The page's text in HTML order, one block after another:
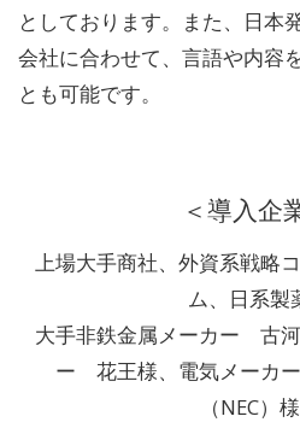
としております。また、日本
会社に合わせて、言語や内容
とも可能です。
＜導入企
上場大手商社、外資系戦略
ム、日系製
大手非鉄金属メーカー 古
ー 花王様、電気メーカ
（NEC